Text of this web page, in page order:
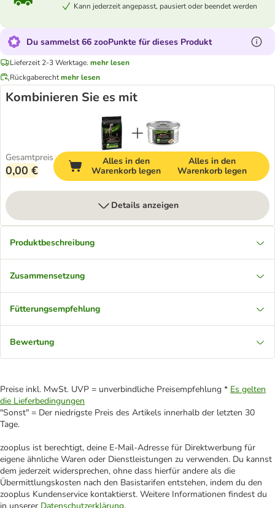
Kann jederzeit angepasst, pausiert oder beendet werden
Du sammelst 66 zooPunkte für dieses Produkt
Lieferzeit 2-3 Werktage. mehr lesen
Rückgaberechtmehr lesen
Kombinieren Sie es mit
Gesamtpreis
0,00 €
Alles in den
Warenkorb legen
Alles in den
Warenkorb legen
Details anzeigen
Produktbeschreibung
Zusammensetzung
Fütterungsempfehlung
Bewertung
Preise inkl. MwSt. UVP = unverbindliche Preisempfehlung * Es gelten
die Lieferbedingungen
"Sonst" = Der niedrigste Preis des Artikels innerhalb der letzten 30
Tage.
zooplus ist berechtigt, deine E-Mail-Adresse für Direktwerbung für
eigene ähnliche Waren oder Dienstleistungen zu verwenden. Du kannst
dem jederzeit widersprechen, ohne dass hierfür andere als die
Übermittlungskosten nach den Basistarifen entstehen, indem du den
zooplus Kundenservice kontaktierst. Weitere Informationen findest du